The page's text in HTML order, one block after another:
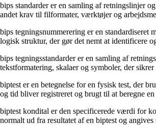
bips standarder er en samling af retningslinjer
andet krav til filformater, værktøjer og
bips tegningsnummerering er en
logisk struktur, der gør det nemt at identificere
bips tegningsstandarder er en samling af
tekstformatering, skalaer og symboler, der
biptest er en betegnelse for en fysisk test, der
og tid bliver registreret og brugt til at beregne
biptest kondital er den specificerede værdi for
normalt ud fra resultatet af en biptest og